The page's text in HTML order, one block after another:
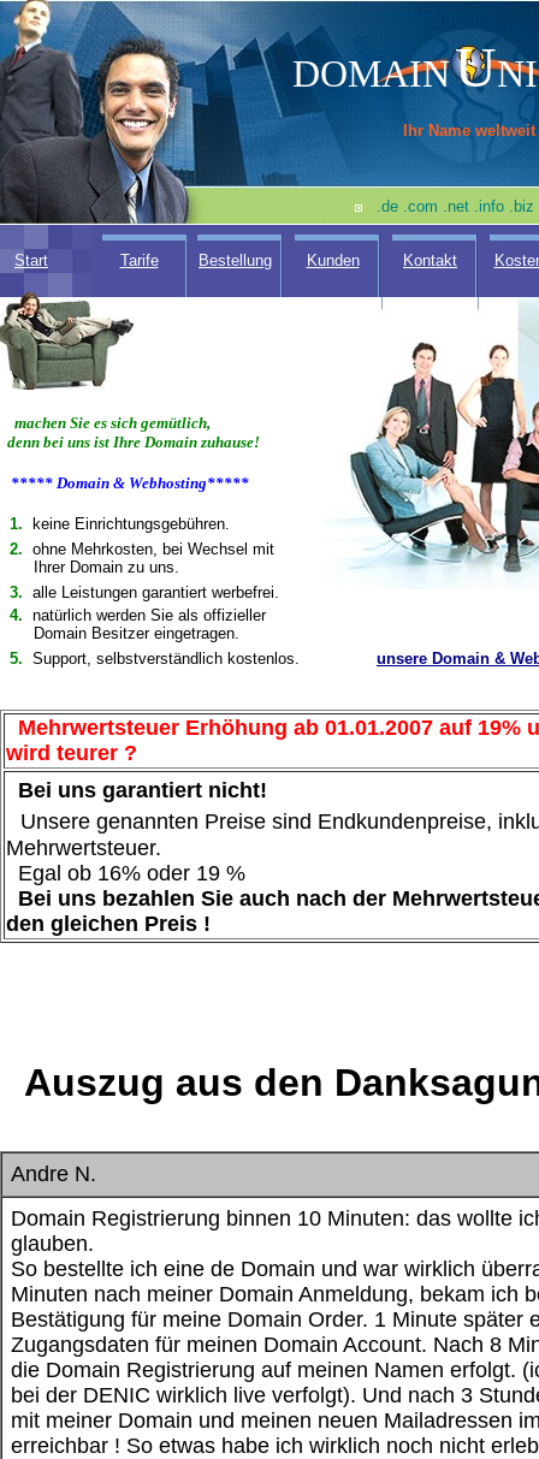
DOMAINU
Ihr Name weltweit
.de .com .net .info
Start Tarife Bestellung Kunden Kontakt
machen Sie es sich gemütlich,
denn bei uns ist Ihre Domain zuhause!
***** Domain & Webhosting*****
1. keine Einrichtungsgebühren.
2. ohne Mehrkosten, bei Wechsel mit
Ihrer Domain zu uns.
3. alle Leistungen garantiert werbefrei.
4. natürlich werden Sie als offizieller
Domain Besitzer eingetragen.
5. Support, selbstverständlich kostenlos. unsere Domain &
Mehrwertsteuer Erhöhung ab 01.01.2007 auf 19%
wird teurer ?
Bei uns garantiert nicht!
Unsere genannten Preise sind Endkundenpreise,
Mehrwertsteuer.
Egal ob 16% oder 19 %
Bei uns bezahlen Sie auch nach der
den gleichen Preis !
Auszug aus den
Andre N.
Domain Registrierung binnen 10 Minuten: das wollte
glauben.
So bestellte ich eine de Domain und war wirklich
Minuten nach meiner Domain Anmeldung, bekam ich
Bestätigung für meine Domain Order. 1 Minute später
Zugangsdaten für meinen Domain Account. Nach 8
die Domain Registrierung auf meinen Namen erfolgt.
bei der DENIC wirklich live verfolgt). Und nach 3
mit meiner Domain und meinen neuen Mailadressen
erreichbar ! So etwas habe ich wirklich noch nicht